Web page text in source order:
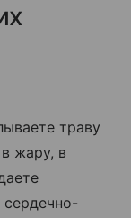
траву
жару, в
сердечно-